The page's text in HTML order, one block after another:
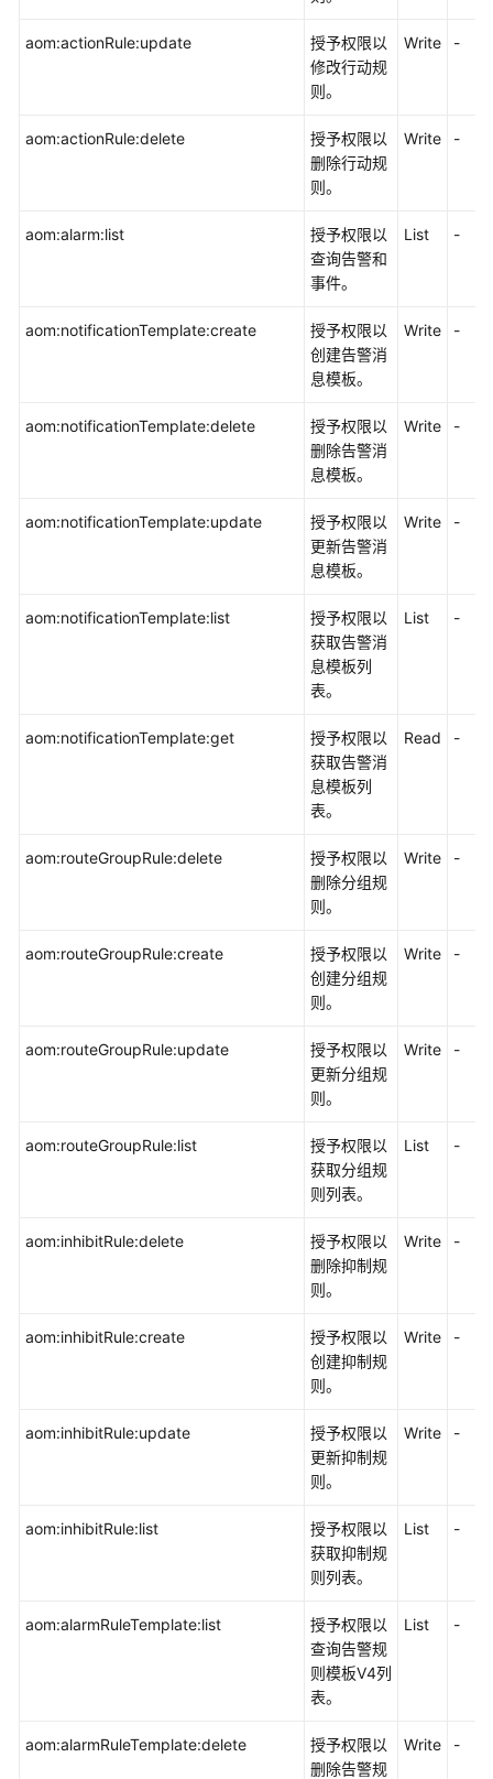
aom:actionRule:update
授予权限以
修改行动规
则。
Write -
aom:actionRule:delete
授予权限以
删除行动规
则。
Write -
aom:alarm:list
授予权限以
查询告警和
事件。
List -
aom:notificationTemplate:create
授予权限以
创建告警消
息模板。
Write -
aom:notificationTemplate:delete
授予权限以
删除告警消
息模板。
Write -
aom:notificationTemplate:update
授予权限以
更新告警消
息模板。
Write -
aom:notificationTemplate:list
授予权限以
获取告警消
息模板列
表。
List -
aom:notificationTemplate:get
授予权限以
获取告警消
息模板列
表。
Read -
aom:routeGroupRule:delete
授予权限以
删除分组规
则。
Write -
aom:routeGroupRule:create
授予权限以
创建分组规
则。
Write -
aom:routeGroupRule:update
授予权限以
更新分组规
则。
Write -
aom:routeGroupRule:list
授予权限以
获取分组规
则列表。
List -
aom:inhibitRule:delete
授予权限以
删除抑制规
则。
Write -
aom:inhibitRule:create
授予权限以
创建抑制规
则。
Write -
aom:inhibitRule:update
授予权限以
更新抑制规
则。
Write -
aom:inhibitRule:list
授予权限以
获取抑制规
则列表。
List -
aom:alarmRuleTemplate:list
授予权限以
查询告警规
则模板V4列
表。
List -
aom:alarmRuleTemplate:delete
授予权限以
删除告警规
Write -